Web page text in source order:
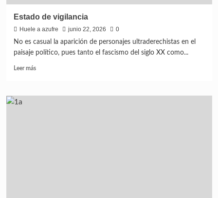
Estado de vigilancia
Huele a azufre junio 22, 2026
0
No es casual la aparición de personajes ultraderechistas en el
paisaje político, pues tanto el fascismo del siglo XX como...
Leer más